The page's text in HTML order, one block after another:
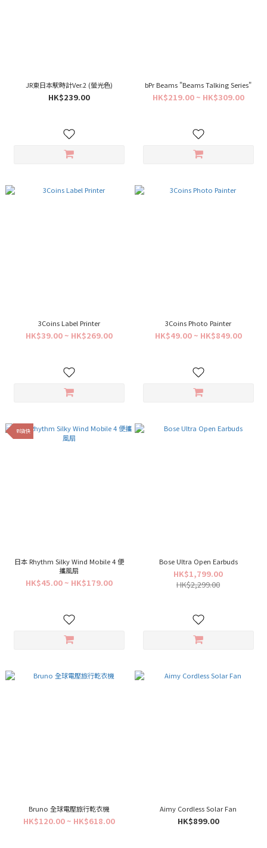
JR東日本駅時計Ver.2 (螢光色)
HK$239.00
bPr Beams "Beams Talking Series"
HK$219.00 ~ HK$309.00
3Coins Label Printer
HK$39.00 ~ HK$269.00
3Coins Photo Painter
HK$49.00 ~ HK$849.00
到貨快
日本 Rhythm Silky Wind Mobile 4 便
攜風扇
HK$45.00 ~ HK$179.00
Bose Ultra Open Earbuds
HK$1,799.00
HK$2,299.00
Bruno 全球電壓旅行乾衣機
HK$120.00 ~ HK$618.00
Aimy Cordless Solar Fan
HK$899.00